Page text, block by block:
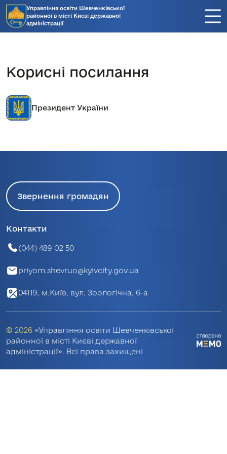
Управління освіти Шевченківської
районної в місті Києві державної
адміністрації
Корисні посилання
Президент України
Звернення громадян
Контакти
(044) 489 02 50
priyom.shevruo@kyivcity.gov.ua
04119, м.Київ, вул. Зоологічна, 6-а
© 2026 «Управління освіти Шевченківської
районної в місті Києві державної
адміністрації». Всі права захищені